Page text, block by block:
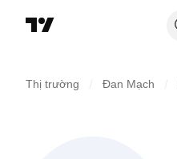
Thị trường Đan Mạch